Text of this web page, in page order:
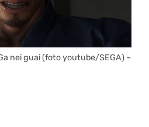
nei guai (foto youtube/SEGA) –